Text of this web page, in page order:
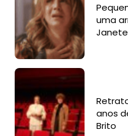
uma
Janete
anos
Brito